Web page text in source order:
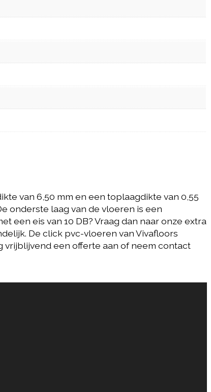
van 6,50 mm en een toplaagdikte van 0,55
onderste laag van de vloeren is een
een eis van 10 DB? Vraag dan naar onze extra
De click pvc-vloeren van Vivafloors
vrijblijvend een offerte aan of neem contact